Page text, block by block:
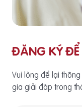
ĐĂNG KÝ ĐỂ
Vui lòng để lại
gia giải đáp trong